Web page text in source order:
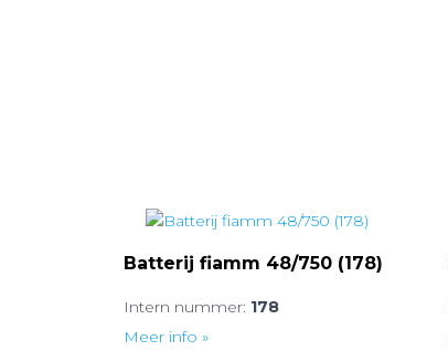
Batterij fiamm 48/750 (178)
Intern nummer: 178
Meer info »